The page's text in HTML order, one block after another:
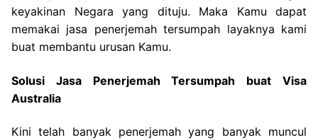
keyakinan Negara yang dituju. Maka Kamu dapat
memakai jasa penerjemah tersumpah layaknya kami
buat membantu urusan Kamu.
Solusi Jasa Penerjemah Tersumpah buat Visa
Australia
Kini telah banyak penerjemah yang banyak muncul